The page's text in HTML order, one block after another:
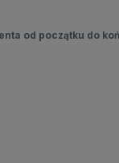
od początku do